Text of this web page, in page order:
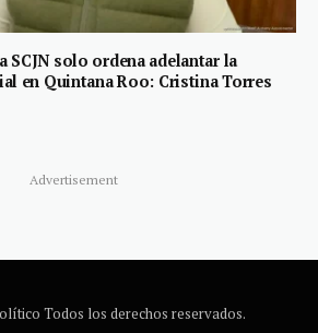
SCJN solo ordena adelantar la
en Quintana Roo: Cristina Torres
Advertisement
Todos los derechos reservados.